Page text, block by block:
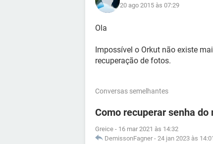
20 ago 2015 às 07:29
Ola
Impossível o Orkut não existe
recuperação de fotos.
Conversas semelhantes
Como recuperar senha
Greice - 16 mar 2021 às 14:32
DemissonFagner - 24 jan 2023 às